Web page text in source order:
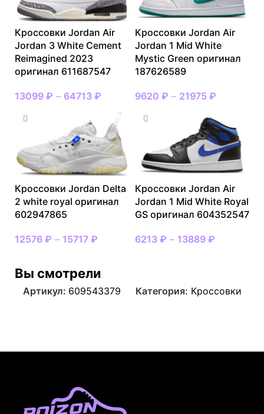
Кроссовки Jordan Air
Jordan 3 White Cement
Reimagined 2023
оригинал 611687547
13099 ₽ – 64713 ₽
Кроссовки Jordan Air
Jordan 1 Mid White
Mystic Green оригинал
187626589
9620 ₽ – 21975 ₽
Кроссовки Jordan Delta
2 white royal оригинал
602947865
12576 ₽ – 15717 ₽
Кроссовки Jordan Air
Jordan 1 Mid White Royal
GS оригинал 604352547
6213 ₽ – 13889 ₽
Вы смотрели
Артикул: 609543379 Категория: Кроссовки